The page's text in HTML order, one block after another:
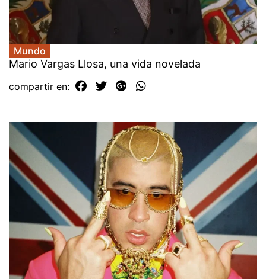
Mundo
Mario Vargas Llosa, una vida novelada
compartir en: